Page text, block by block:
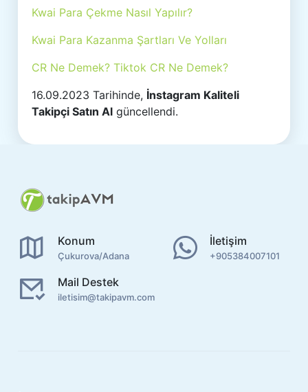
Kwai Para Çekme Nasıl Yapılır?
Kwai Para Kazanma Şartları Ve Yolları
CR Ne Demek? Tiktok CR Ne Demek?
16.09.2023 Tarihinde, İnstagram Kaliteli
Takipçi Satın Al güncellendi.
Konum
Çukurova/Adana
İletişim
+905384007101
Mail Destek
iletisim@takipavm.com